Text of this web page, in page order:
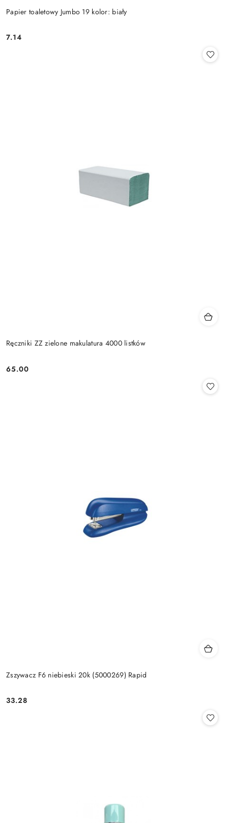
Papier toaletowy Jumbo 19 kolor: biały
Cena:
7.14
Ręczniki ZZ zielone makulatura 4000 listków
Cena:
65.00
Zszywacz F6 niebieski 20k (5000269) Rapid
Cena:
33.28